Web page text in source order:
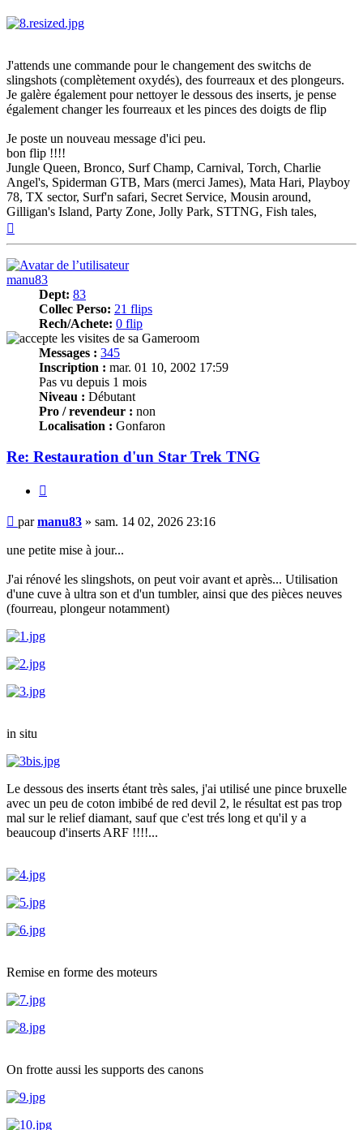
J'attends une commande pour le changement des switchs de
slingshots (complètement oxydés), des fourreaux et des plongeurs.
Je galère également pour nettoyer le dessous des inserts, je pense
également changer les fourreaux et les pinces des doigts de flip
Je poste un nouveau message d'ici peu.
bon flip !!!!
Jungle Queen, Bronco, Surf Champ, Carnival, Torch, Charlie
Angel's, Spiderman GTB, Mars (merci James), Mata Hari, Playboy
78, TX sector, Surf'n safari, Secret Service, Mousin around,
Gilligan's Island, Party Zone, Jolly Park, STTNG, Fish tales,
manu83
Dept: 83
Collec Perso: 21 flips
Rech/Achete: 0 flip
Messages : 345
Inscription : mar. 01 10, 2002 17:59
Pas vu depuis 1 mois
Niveau : Débutant
Pro / revendeur : non
Localisation : Gonfaron
Re: Restauration d'un Star Trek TNG
Message
parmanu83 » sam. 14 02, 2026 23:16
une petite mise à jour...
J'ai rénové les slingshots, on peut voir avant et après... Utilisation
d'une cuve à ultra son et d'un tumbler, ainsi que des pièces neuves
(fourreau, plongeur notamment)
in situ
Le dessous des inserts étant très sales, j'ai utilisé une pince bruxelle
avec un peu de coton imbibé de red devil 2, le résultat est pas trop
mal sur le relief diamant, sauf que c'est trés long et qu'il y a
beaucoup d'inserts ARF !!!!...
Remise en forme des moteurs
On frotte aussi les supports des canons